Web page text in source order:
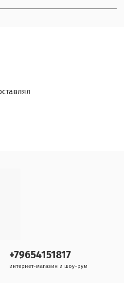
+79654151817
интернет-магазин и шоу-рум